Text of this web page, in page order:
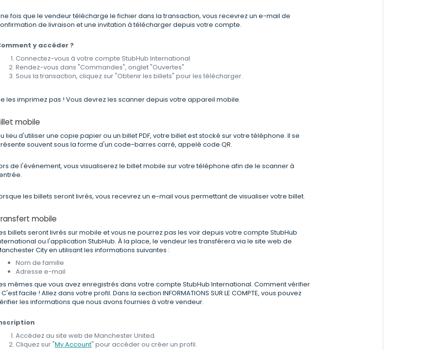
fois que le vendeur télécharge le fichier dans la transaction, vous recevrez un e-mail de
de livraison et une invitation à télécharger depuis votre compte.
y accéder ?
Connectez-vous à votre compte StubHub International
Rendez-vous dans "Commandes", onglet "Ouvertes"
Sous la transaction, cliquez sur "Obtenir les billets" pour les télécharger.
les imprimez pas ! Vous devrez les scanner depuis votre appareil mobile.
mobile
lieu d'utiliser une copie papier ou un billet PDF, votre billet est stocké sur votre téléphone. Il se
souvent sous la forme d'un code-barres carré, appelé code QR.
de l'événement, vous visualiserez le billet mobile sur votre téléphone afin de le scanner à
les billets seront livrés, vous recevrez un e-mail vous permettant de visualiser votre billet.
mobile
billets seront livrés sur mobile et vous ne pourrez pas les voir depuis votre compte StubHub
ou l'application StubHub. À la place, le vendeur les transférera via le site web de
City en utilisant les informations suivantes :
Nom de famille
Adresse e-mail
mêmes que vous avez enregistrés dans votre compte StubHub International. Comment vérifier
C'est facile ! Allez dans votre profil. Dans la section INFORMATIONS SUR LE COMPTE, vous pouvez
les informations que nous avons fournies à votre vendeur.
Accédez au site web de Manchester United.
Cliquez sur "My Account" pour accéder ou créer un profil.